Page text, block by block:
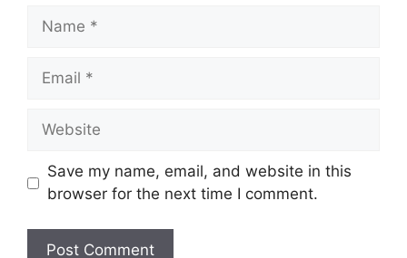
Name
Email
Website
Save my name, email, and website in this
browser for the next time I comment.